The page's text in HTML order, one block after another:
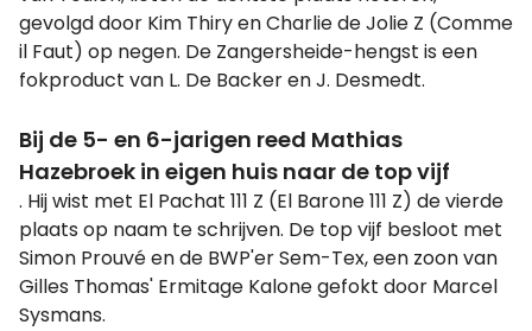
gevolgd door Kim Thiry en Charlie de Jolie Z (Comme
il Faut) op negen. De Zangersheide-hengst is een
fokproduct van L. De Backer en J. Desmedt.
Bij de 5- en 6-jarigen reed Mathias
Hazebroek in eigen huis naar de top vijf
. Hij wist met El Pachat 111 Z (El Barone 111 Z) de vierde
plaats op naam te schrijven. De top vijf besloot met
Simon Prouvé en de BWP'er Sem-Tex, een zoon van
Gilles Thomas' Ermitage Kalone gefokt door Marcel
Sysmans.